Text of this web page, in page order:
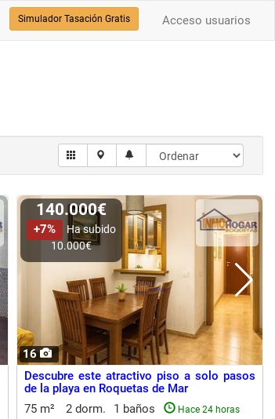
Acceso usuarios
Simulador Tasación Gratis
16
140.000€
+7%
Ha subido
10.000€
Descubre este atractivo piso a solo pasos
de la playa en Roquetas de Mar
75 m²
2 dorm. 1 baños Hace 24 horas